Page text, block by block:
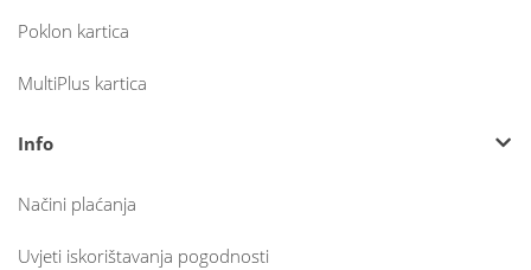
Poklon kartica
MultiPlus kartica
Info
Načini plaćanja
Uvjeti iskorištavanja pogodnosti